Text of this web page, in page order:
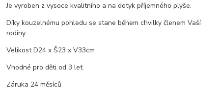
Je vyroben z vysoce kvalitního a na dotyk příjemného plyše.
Díky kouzelnému pohledu se stane během chvilky členem Vaší
rodiny.
Velikost D24 x Š23 x V33cm
Vhodné pro děti od 3 let.
Záruka 24 měsíců